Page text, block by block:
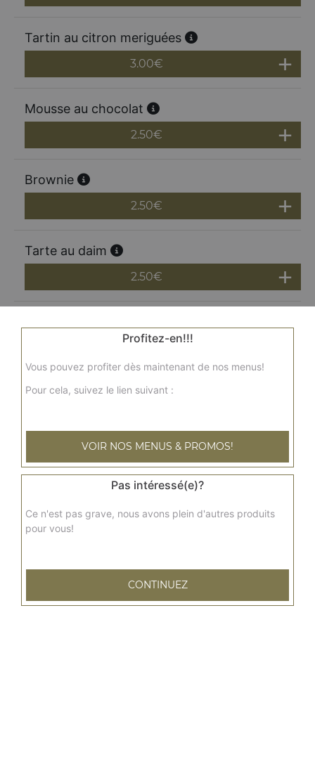
Tartin au citron meriguées
3.00€
Mousse au chocolat
2.50€
Brownie
2.50€
Tarte au daim
2.50€
Nutella, poire, amandes effilées, speculoos
10.00€
10.00€
Profitez-en!!!
Vous pouvez profiter dès maintenant de nos menus!
Pour cela, suivez le lien suivant :
VOIR NOS MENUS & PROMOS!
Pas intéressé(e)?
Ce n'est pas grave, nous avons plein d'autres produits
pour vous!
CONTINUEZ